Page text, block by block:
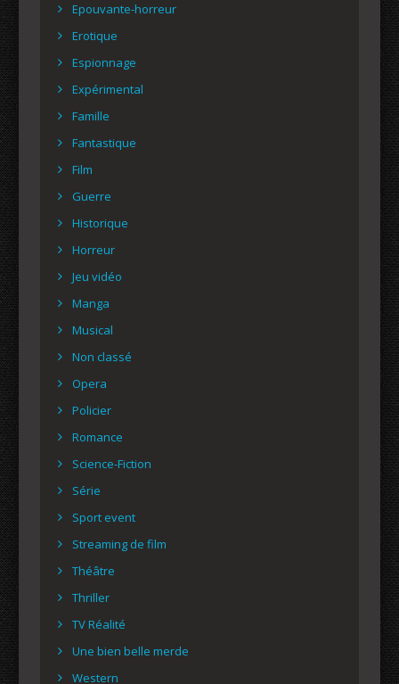
Epouvante-horreur
Erotique
Espionnage
Expérimental
Famille
Fantastique
Film
Guerre
Historique
Horreur
Jeu vidéo
Manga
Musical
Non classé
Opera
Policier
Romance
Science-Fiction
Série
Sport event
Streaming de film
Théâtre
Thriller
TV Réalité
Une bien belle merde
Western